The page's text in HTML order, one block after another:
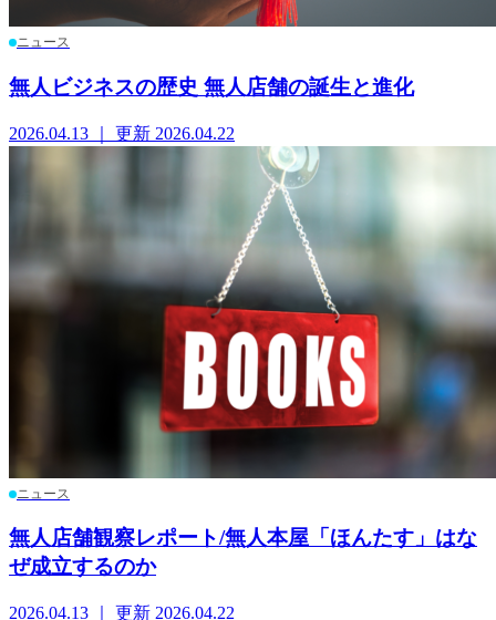
ニュース
無人ビジネスの歴史 無人店舗の誕生と進化
2026.04.13 ｜ 更新 2026.04.22
ニュース
無人店舗観察レポート/無人本屋「ほんたす」はな
ぜ成立するのか
2026.04.13 ｜ 更新 2026.04.22